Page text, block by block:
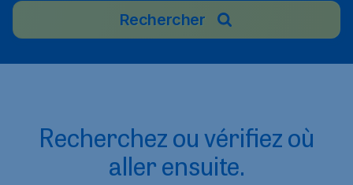
Rechercher
Recherchez ou vérifiez où
aller ensuite.